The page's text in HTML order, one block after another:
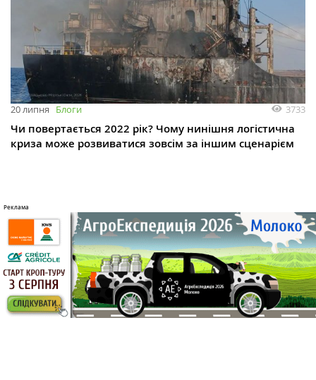
20 липня Блоги 3733
Чи повертається 2022 рік? Чому нинішня логістична
криза може розвиватися зовсім за іншим сценарієм